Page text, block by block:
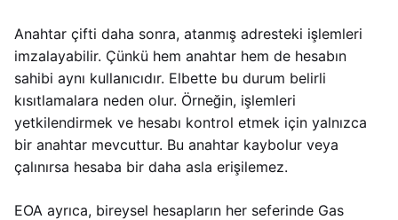
Anahtar çifti daha sonra, atanmış adresteki işlemleri
imzalayabilir. Çünkü hem anahtar hem de hesabın
sahibi aynı kullanıcıdır. Elbette bu durum belirli
kısıtlamalara neden olur. Örneğin, işlemleri
yetkilendirmek ve hesabı kontrol etmek için yalnızca
bir anahtar mevcuttur. Bu anahtar kaybolur veya
çalınırsa hesaba bir daha asla erişilemez.
EOA ayrıca, bireysel hesapların her seferinde Gas